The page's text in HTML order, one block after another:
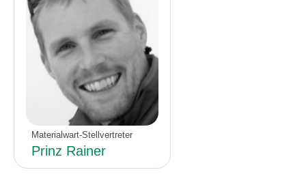
Materialwart-Stellvertreter
Prinz Rainer